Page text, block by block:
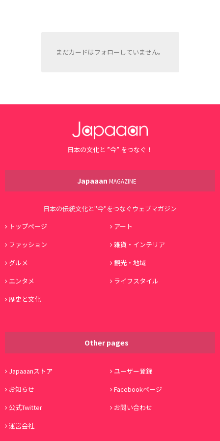
まだカードはフォローしていません。
日本の文化と ”今” をつなぐ！
Japaaan MAGAZINE
日本の伝統文化と"今"をつなぐウェブマガジン
トップページ
アート
ファッション
雑貨・インテリア
グルメ
観光・地域
エンタメ
ライフスタイル
歴史と文化
Other pages
Japaaanストア
ユーザー登録
お知らせ
Facebookページ
公式Twitter
お問い合わせ
運営会社